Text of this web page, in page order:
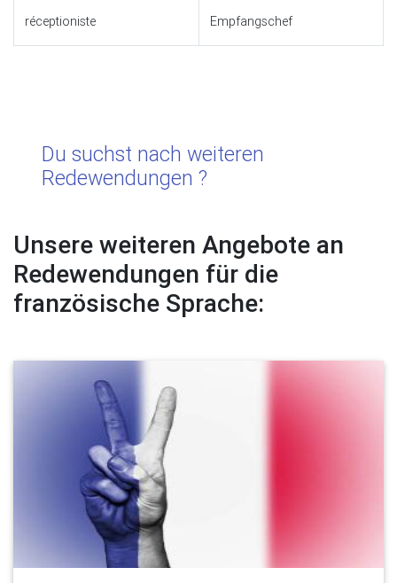
réceptioniste Empfangschef
Du suchst nach weiteren
Redewendungen ?
Unsere weiteren Angebote an
Redewendungen für die
französische Sprache: